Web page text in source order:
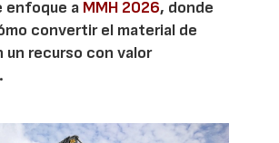
enfoque a MMH 2026, donde
convertir el material de
un recurso con valor